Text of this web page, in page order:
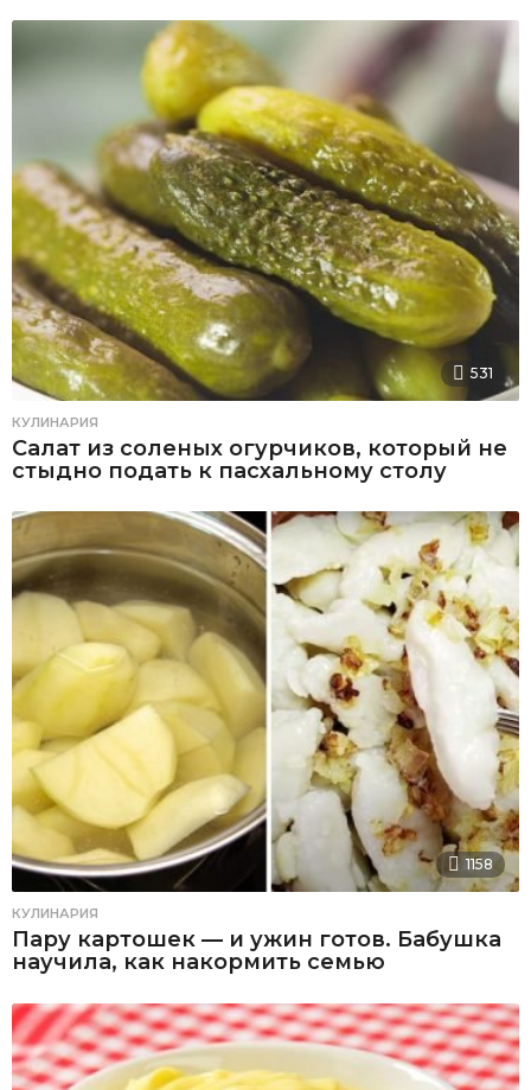
531
КУЛИНАРИЯ
Салат из соленых огурчиков, который не
стыдно подать к пасхальному столу
1158
КУЛИНАРИЯ
Пару картошек — и ужин готов. Бабушка
научила, как накормить семью